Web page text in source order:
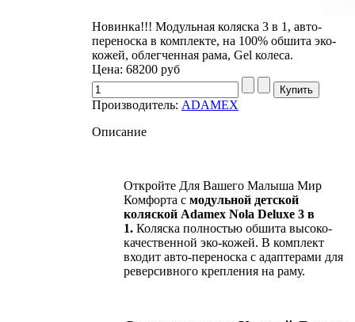
Новинка!!! Модульная коляска 3 в 1, авто-
переноска в комплекте, на 100% обшита эко-
кожей, облегченная рама, Gel колеса.
Цена: 68200 руб
Производитель: ADAMEX
Описание
Откройте Для Вашего Малыша Мир
Комфорта с модульной детской
коляской Adamex Nola Deluxe 3 в
1. Коляска полностью обшита высоко-
качественной эко-кожей. В комплект
входит авто-переноска с адаптерами для
реверсивного крепления на раму.